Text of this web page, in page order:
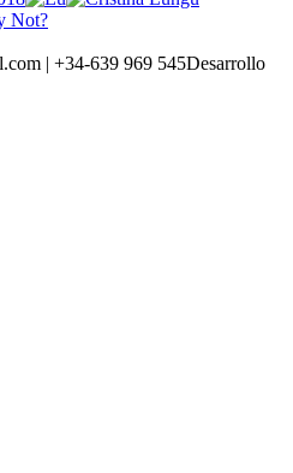
| +34-639 969 545Desarrollo